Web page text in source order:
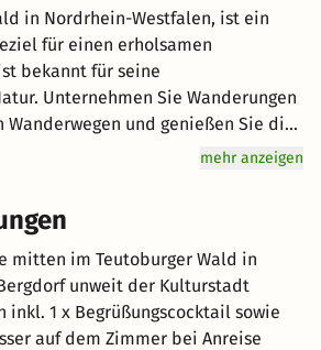
in Nordrhein-Westfalen, ist ein
für einen erholsamen
bekannt für seine
Unternehmen Sie Wanderungen
und genießen Sie die
malerische Umgebung. Besonders
Die Externsteine sind eine
und ein bedeutendes
Region. Sie bieten nicht nur eine
Sehenswürdigkeit, sondern
geschichtliche und kulturelle
mehr anzeigen
mitten im Teutoburger Wald in
unweit der Kulturstadt
inkl. 1 x Begrüßungscocktail sowie
auf dem Zimmer bei Anreise